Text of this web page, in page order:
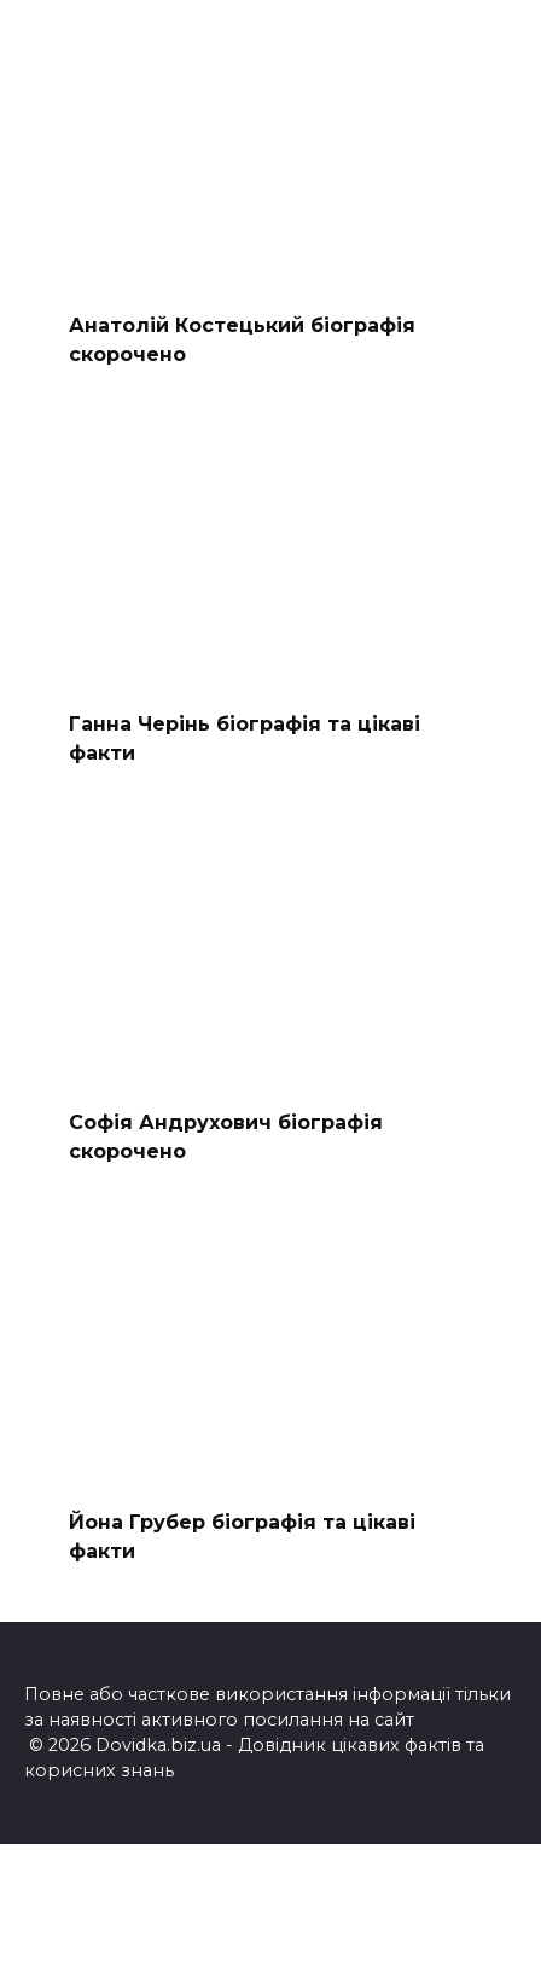
Анатолій Костецький біографія
скорочено
Ганна Черінь біографія та цікаві
факти
Софія Андрухович біографія
скорочено
Йона Грубер біографія та цікаві
факти
Повне або часткове використання інформації тільки
за наявності активного посилання на сайт
© 2026 Dovidka.biz.ua - Довідник цікавих фактів та
корисних знань